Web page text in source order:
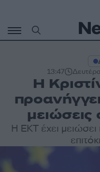
περιεχόμενο
13:47
Η
μειώσεις
Η ΕΚΤ έχει